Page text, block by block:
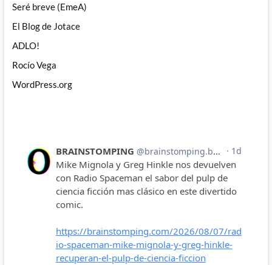
Seré breve (EmeA)
El Blog de Jotace
ADLO!
Rocío Vega
WordPress.org